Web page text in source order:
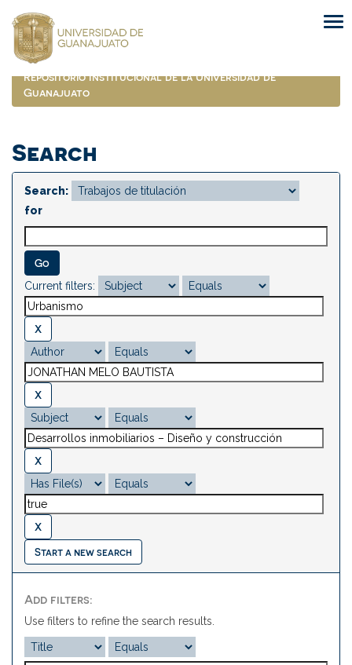
navigation
Repositorio Institucional de la Universidad de
Guanajuato
Search
Search:
for
Current filters:
Start a new search
Add filters:
Use filters to refine the search results.